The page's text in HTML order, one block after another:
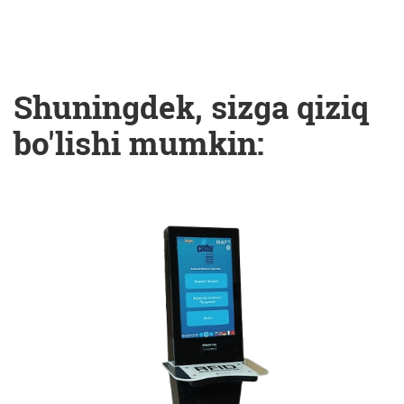
Shuningdek, sizga qiziq
bo'lishi mumkin: